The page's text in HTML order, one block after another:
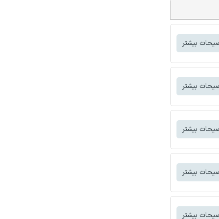
بیشتر
بیشتر
بیشتر
بیشتر
بیشتر